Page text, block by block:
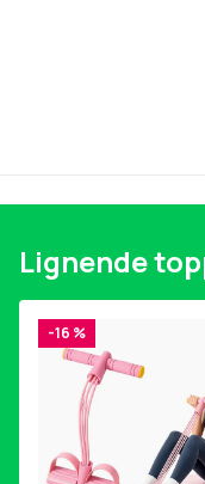
Lignende
-16 %